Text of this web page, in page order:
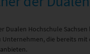
Dualen Hochschule
Unternehmen, die bereits